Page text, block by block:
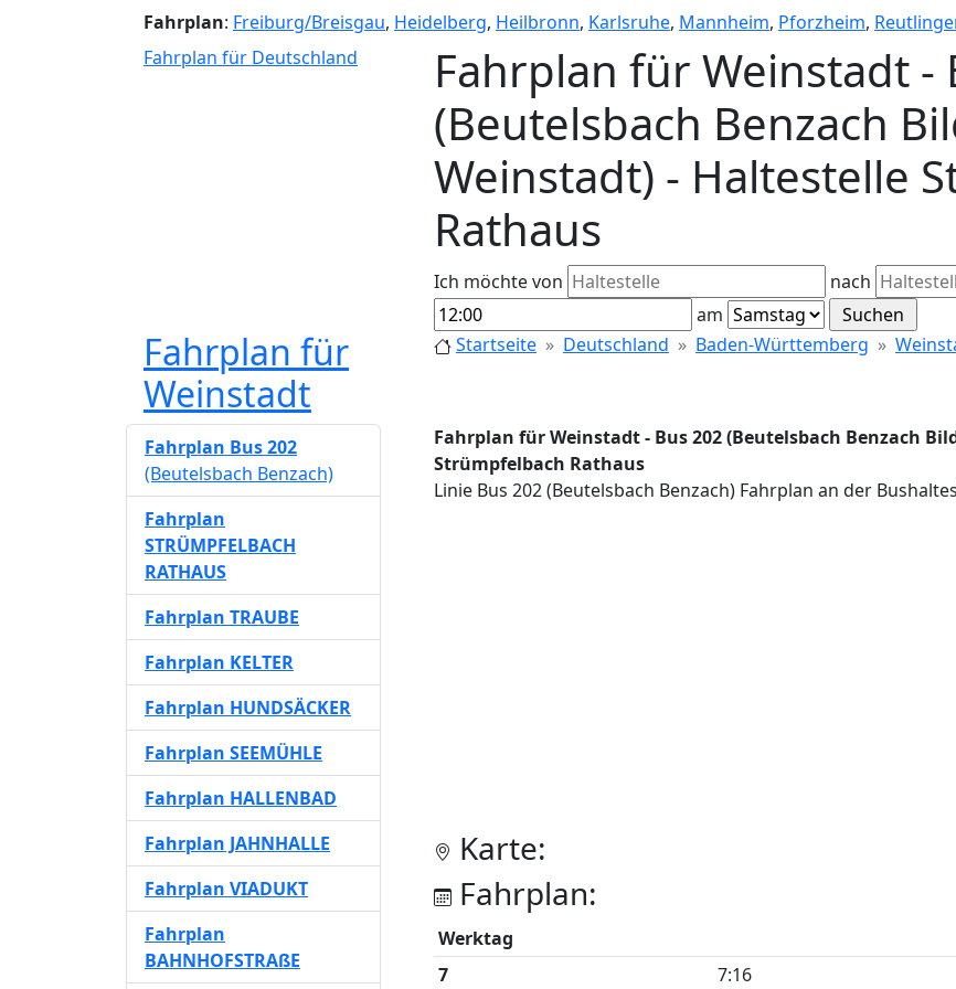
Fahrplan: Freiburg/Breisgau, Heidelberg, Heilbronn, Karlsruhe, Mannheim, Pforzheim,
Fahrplan für Deutschland
Fahrplan für Weinstadt -
(Beutelsbach Benzach
Weinstadt) - Haltestelle
Rathaus
Ich möchte von nach
am
Fahrplan für
Weinstadt
Startseite Deutschland Baden-Württemberg
Fahrplan für Weinstadt - Bus 202 (Beutelsbach Benzach
Strümpfelbach Rathaus
Linie Bus 202 (Beutelsbach Benzach) Fahrplan an der
Karte:
Fahrplan:
Werktag
7
7:16
Fahrplan Bus 202
(Beutelsbach Benzach)
Fahrplan
STRÜMPFELBACH
RATHAUS
Fahrplan TRAUBE
Fahrplan KELTER
Fahrplan HUNDSÄCKER
Fahrplan SEEMÜHLE
Fahrplan HALLENBAD
Fahrplan JAHNHALLE
Fahrplan VIADUKT
Fahrplan
BAHNHOFSTRAßE